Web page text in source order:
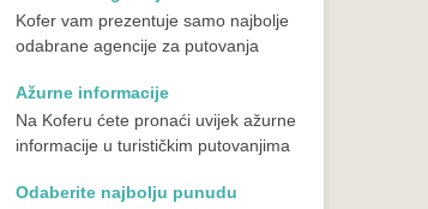
Kofer vam prezentuje samo najbolje
odabrane agencije za putovanja
Ažurne informacije
Na Koferu ćete pronaći uvijek ažurne
informacije u turističkim putovanjima
Odaberite najbolju punudu